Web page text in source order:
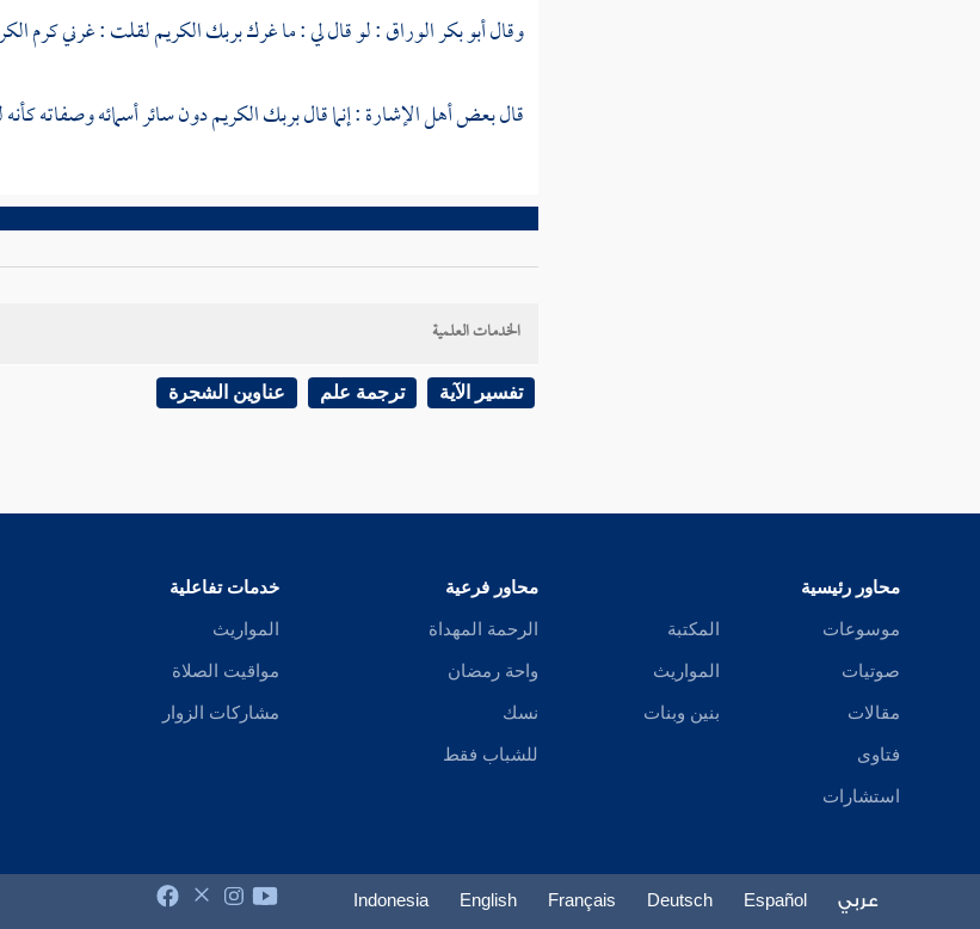
سورة الفلق
سورة الناس
وقالأبو بكر الوراق: لو قال لي : ما غرك بربك الكريم لقلت : غرني كرم
قال بعض أهل الإشارة : إنما قال بربك الكريم دون سائر أسمائه وصفاته
الخدمات العلمية
تفسير الآية ترجمة علم عناوين الشجرة
محاور رئيسية
موسوعات
صوتيات
مقالات
فتاوى
استشارات
المكتبة
المواريث
بنين وبنات
محاور فرعية
الرحمة المهداة
واحة رمضان
نسك
للشباب فقط
خدمات تفاعلية
المواريث
مواقيت الصلاة
مشاركات الزوار
عربي Español
Deutsch
Français
English
Indonesia